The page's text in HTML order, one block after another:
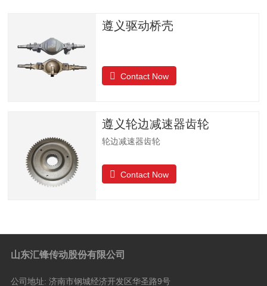
遵义驱动桥壳
Contact Now
遵义轮边减速器齿轮
轮边减速器齿轮
Contact Now
山东汇锋传动股份有限公司
公司地址: 济南市钢城经济开发区华圣路9号